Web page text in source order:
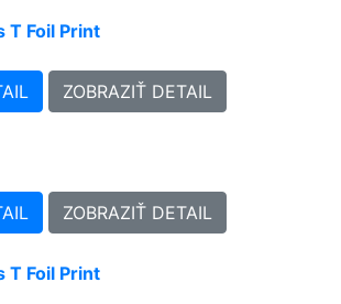
T Foil Print
ZOBRAZIŤ DETAIL
ZOBRAZIŤ DETAIL
T Foil Print